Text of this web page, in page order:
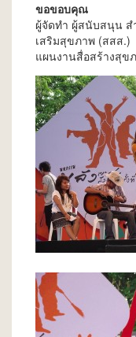
ขอขอบคุณ
ผู้จัดทำ ผู้สนับสนุน ส
เสริมสุขภาพ (สสส.)
แผนงานสื่อสร้างสุข